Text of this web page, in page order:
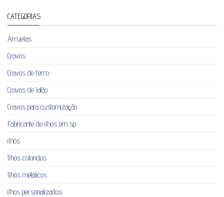
CATEGORIAS
Arruelas
Cravos
Cravos de ferro
Cravos de latão
Cravos para customização
Fabricante de ilhos em sp
ilhós
Ilhós coloridos
Ilhós metálicos
ilhos personalizados